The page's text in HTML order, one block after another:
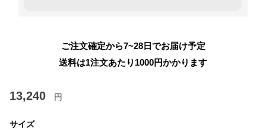
ご注文確定から7~28日でお届け予定
送料は1注文あたり 1000円かかります
13,240 円
サイズ